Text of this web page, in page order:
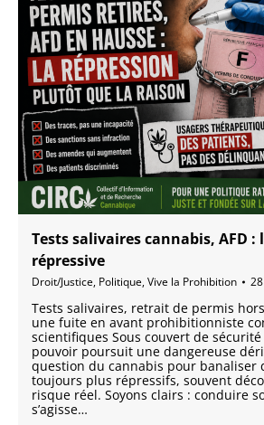
Tests salivaires cannabis, AFD :
répressive
Droit/Justice, Politique,Vive la Prohibition
Tests salivaires, retrait de permis
une fuite en avant prohibitionniste
scientifiques Sous couvert de
pouvoir poursuit une dangereuse
question du cannabis pour banaliser
toujours plus répressifs, souvent
risque réel. Soyons clairs : conduire
s’agisse…